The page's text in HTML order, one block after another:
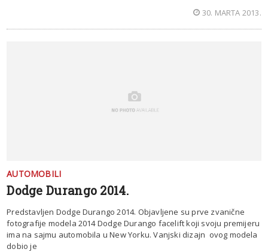
30. MARTA 2013.
AUTOMOBILI
Dodge Durango 2014.
Predstavljen Dodge Durango 2014. Objavljene su prve zvanične
fotografije modela 2014 Dodge Durango facelift koji svoju premijeru
ima na sajmu automobila u New Yorku. Vanjski dizajn ovog modela
dobio je